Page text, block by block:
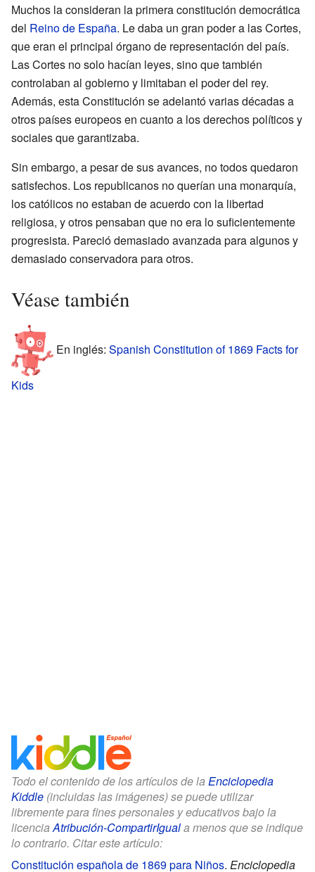
Muchos la consideran la primera constitución democrática
del Reino de España. Le daba un gran poder a las Cortes,
que eran el principal órgano de representación del país.
Las Cortes no solo hacían leyes, sino que también
controlaban al gobierno y limitaban el poder del rey.
Además, esta Constitución se adelantó varias décadas a
otros países europeos en cuanto a los derechos políticos y
sociales que garantizaba.
Sin embargo, a pesar de sus avances, no todos quedaron
satisfechos. Los republicanos no querían una monarquía,
los católicos no estaban de acuerdo con la libertad
religiosa, y otros pensaban que no era lo suficientemente
progresista. Pareció demasiado avanzada para algunos y
demasiado conservadora para otros.
Véase también
En inglés: Spanish Constitution of 1869 Facts for
Kids
Todo el contenido de los artículos de la Enciclopedia
Kiddle (incluidas las imágenes) se puede utilizar
libremente para fines personales y educativos bajo la
licencia Atribución-CompartirIguala menos que se indique
lo contrario. Citar este artículo:
Constitución española de 1869 para Niños. Enciclopedia